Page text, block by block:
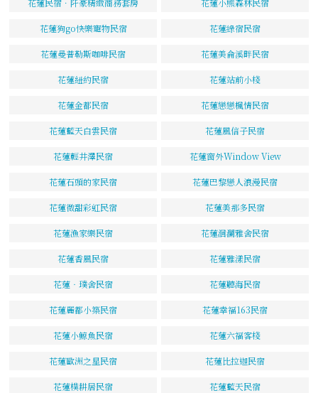
花蓮狗go快樂寵物民宿 花蓮綠宿民宿
花蓮曼普勒斯咖啡民宿 花蓮美侖溪畔民宿
花蓮紐約民宿 花蓮站前小棧
花蓮金都民宿 花蓮戀戀楓情民宿
花蓮藍天白雲民宿 花蓮風信子民宿
花蓮輕井澤民宿 花蓮窗外Window View
花蓮石頭的家民宿 花蓮巴黎戀人浪漫民宿
花蓮微甜彩虹民宿 花蓮美那多民宿
花蓮漁家樂民宿 花蓮洄瀾雅舍民宿
花蓮香風民宿 花蓮雅漾民宿
花蓮‧璞舍民宿 花蓮聽海民宿
花蓮麗都小築民宿 花蓮幸福163民宿
花蓮小鯨魚民宿 花蓮六福客棧
花蓮歐洲之星民宿 花蓮比拉迦民宿
花蓮樸耕居民宿 花蓮藍天民宿